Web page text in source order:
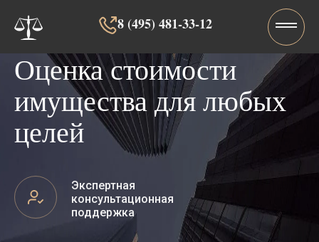
8 (495) 481-33-12‬‬
Оценка стоимости
имущества для любых
целей
Экспертная
консультационная
поддержка